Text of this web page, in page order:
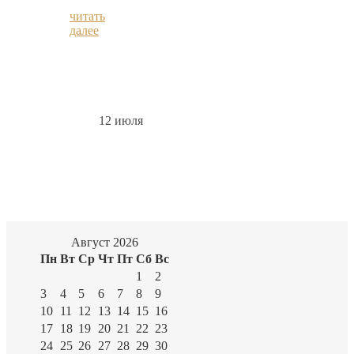
читать
далее
12 июля
Август 2026
Пн Вт Ср Чт Пт Сб Вс
1
2
3
4 5 6 7 8
9
10 11 12 13 14 15 16
17 18 19 20 21 22 23
24 25 26 27 28 29 30